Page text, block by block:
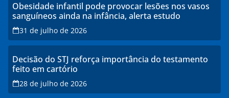
Obesidade infantil pode provocar lesões nos vasos
sanguíneos ainda na infância, alerta estudo
31 de julho de 2026
Decisão do STJ reforça importância do testamento
feito em cartório
28 de julho de 2026